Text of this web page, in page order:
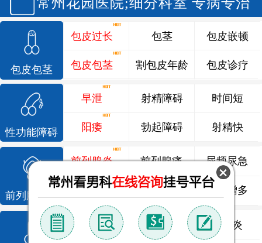
包皮包茎
包皮过长
包皮包茎
包茎
割包皮年龄
包皮嵌顿
包皮诊疗
性功能障碍
早泄
阳痿
射精障碍
勃起障碍
时间短
射精快
前列腺疾病
前列腺炎 前列腺痛 尿频尿急
前列腺增生 排尿不畅 夜尿增多
龟头炎 睾丸炎 尿道炎